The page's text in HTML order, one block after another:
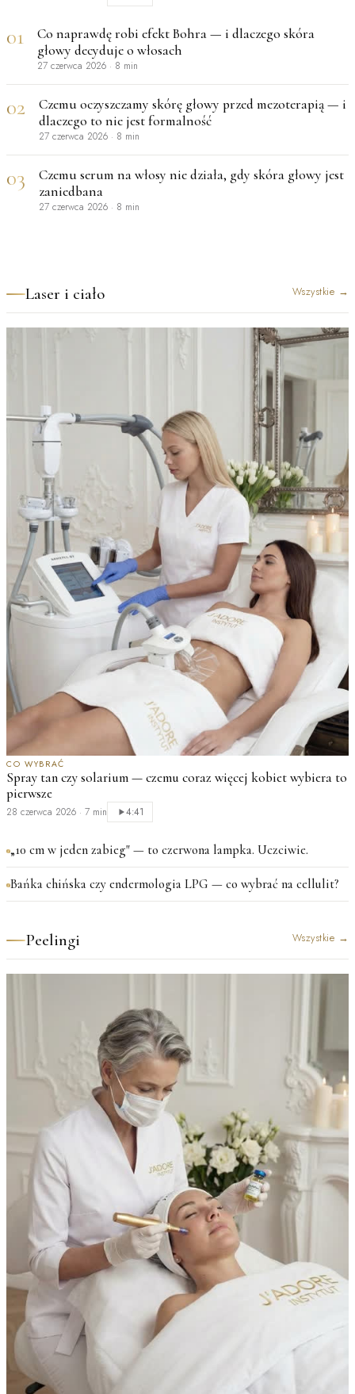
01
Co naprawdę robi efekt Bohra — i dlaczego skóra
głowy decyduje o włosach
27 czerwca 2026 · 8 min
02
Czemu oczyszczamy skórę głowy przed mezoterapią — i
dlaczego to nie jest formalność
27 czerwca 2026 · 8 min
03
Czemu serum na włosy nie działa, gdy skóra głowy jest
zaniedbana
27 czerwca 2026 · 8 min
Laser i ciało Wszystkie →
CO WYBRAĆ
Spray tan czy solarium — czemu coraz więcej kobiet wybiera to
pierwsze
28 czerwca 2026 · 7 min 4:41
„10 cm w jeden zabieg" — to czerwona lampka. Uczciwie.
Bańka chińska czy endermologia LPG — co wybrać na cellulit?
Peelingi Wszystkie →